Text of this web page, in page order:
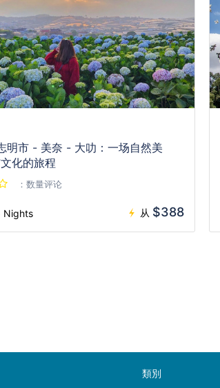
明市 - 美奈 - 大叻：一场自然美
化的旅程
：数量评论
Nights 从 $388
類別